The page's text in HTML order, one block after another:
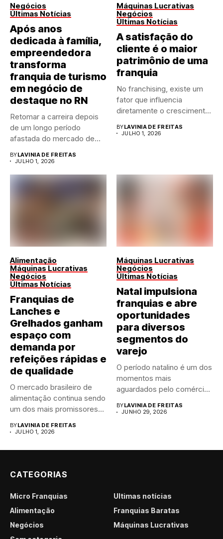
Negócios
Últimas Notícias
Após anos
dedicada à família,
empreendedora
transforma
franquia de turismo
em negócio de
destaque no RN
Retomar a carreira depois
de um longo período
afastada do mercado de...
BYLAVINIA DE FREITAS
JULHO 1, 2026
Máquinas Lucrativas
Negócios
Últimas Notícias
A satisfação do
cliente é o maior
patrimônio de uma
franquia
No franchising, existe um
fator que influencia
diretamente o crescimento
BYLAVINIA DE FREITAS
JULHO 1, 2026
Alimentação
Máquinas Lucrativas
Negócios
Últimas Notícias
Franquias de
Lanches e
Grelhados ganham
espaço com
demanda por
refeições rápidas e
de qualidade
O mercado brasileiro de
alimentação continua sendo
um dos mais promissores
BYLAVINIA DE FREITAS
JULHO 1, 2026
Máquinas Lucrativas
Negócios
Últimas Notícias
Natal impulsiona
franquias e abre
oportunidades
para diversos
segmentos do
varejo
O período natalino é um dos
momentos mais
aguardados pelo comércio
BYLAVINIA DE FREITAS
JUNHO 29, 2026
CATEGORIAS
Micro Franquias
Últimas notícias
Alimentação
Franquias Baratas
Negócios
Máquinas Lucrativas